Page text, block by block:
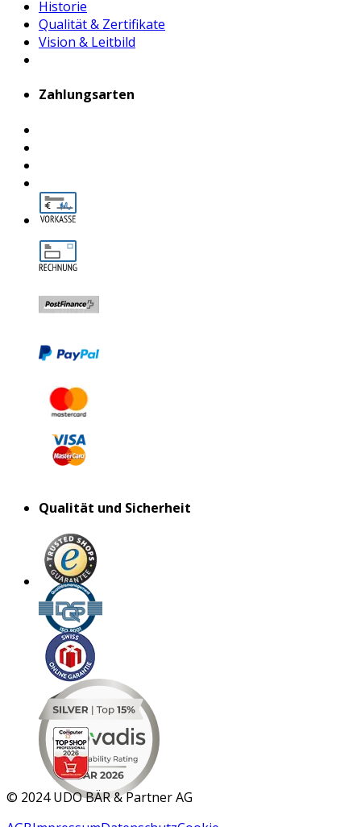
Historie
Qualität & Zertifikate
Vision & Leitbild
Zahlungsarten
Qualität und Sicherheit
MAR 2026
© 2024 UDO BÄR & Partner AG